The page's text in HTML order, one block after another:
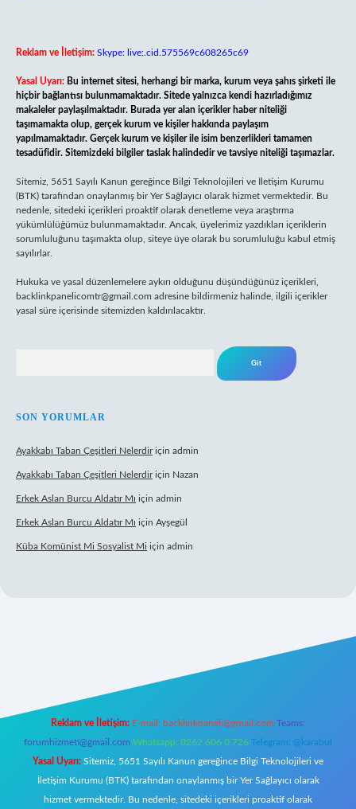
Reklam ve İletişim: Skype: live:.cid.575569c608265c69
Yasal Uyarı: Bu internet sitesi, herhangi bir marka, kurum veya şahıs şirketi ile
hiçbir bağlantısı bulunmamaktadır. Sitede yalnızca kendi hazırladığımız
makaleler paylaşılmaktadır. Burada yer alan içerikler haber niteliği
taşımamakta olup, gerçek kurum ve kişiler hakkında paylaşım
yapılmamaktadır. Gerçek kurum ve kişiler ile isim benzerlikleri tamamen
tesadüfidir. Sitemizdeki bilgiler taslak halindedir ve tavsiye niteliği taşımazlar.
Sitemiz, 5651 Sayılı Kanun gereğince Bilgi Teknolojileri ve İletişim Kurumu
(BTK) tarafından onaylanmış bir Yer Sağlayıcı olarak hizmet vermektedir. Bu
nedenle, sitedeki içerikleri proaktif olarak denetleme veya araştırma
yükümlülüğümüz bulunmamaktadır. Ancak, üyelerimiz yazdıkları içeriklerin
sorumluluğunu taşımakta olup, siteye üye olarak bu sorumluluğu kabul etmiş
sayılırlar.
Hukuka ve yasal düzenlemelere aykırı olduğunu düşündüğünüz içerikleri,
backlinkpanelicomtr@gmail.com adresine bildirmeniz halinde, ilgili içerikler
yasal süre içerisinde sitemizden kaldırılacaktır.
SON YORUMLAR
Ayakkabı Taban Çeşitleri Nelerdiriçin admin
Ayakkabı Taban Çeşitleri Nelerdiriçin Nazan
Erkek Aslan Burcu Aldatır Mı için admin
Erkek Aslan Burcu Aldatır Mı için Ayşegül
Küba Komünist Mi Sosyalist Mi için admin
Reklam ve İletişim: E-mail: backlinkpaneli@gmail.com Teams:
forumhizmeti@gmail.com Whatsapp: 0262 606 0 726 Telegram: @karabul
Yasal Uyarı: Sitemiz, 5651 Sayılı Kanun gereğince Bilgi Teknolojileri ve
İletişim Kurumu (BTK) tarafından onaylanmış bir Yer Sağlayıcı olarak
hizmet vermektedir. Bu nedenle, sitedeki içerikleri proaktif olarak